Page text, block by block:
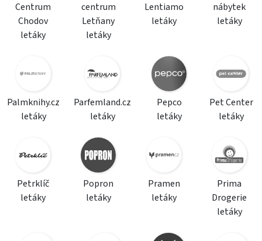
Centrum
Chodov
letáky
centrum
Letňany
letáky
Lentiamo
letáky
nábytek
letáky
Palmknihy.cz
letáky
Parfemland.cz
letáky
Pepco
letáky
Pet Center
letáky
Petrklíč
letáky
Popron
letáky
Pramen
letáky
Prima
Drogerie
letáky